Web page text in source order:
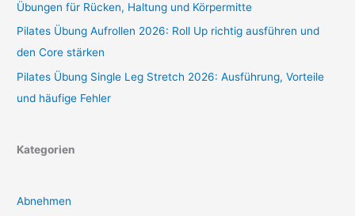
Übungen für Rücken, Haltung und Körpermitte
Pilates Übung Aufrollen 2026: Roll Up richtig ausführen und
den Core stärken
Pilates Übung Single Leg Stretch 2026: Ausführung, Vorteile
und häufige Fehler
Kategorien
Abnehmen